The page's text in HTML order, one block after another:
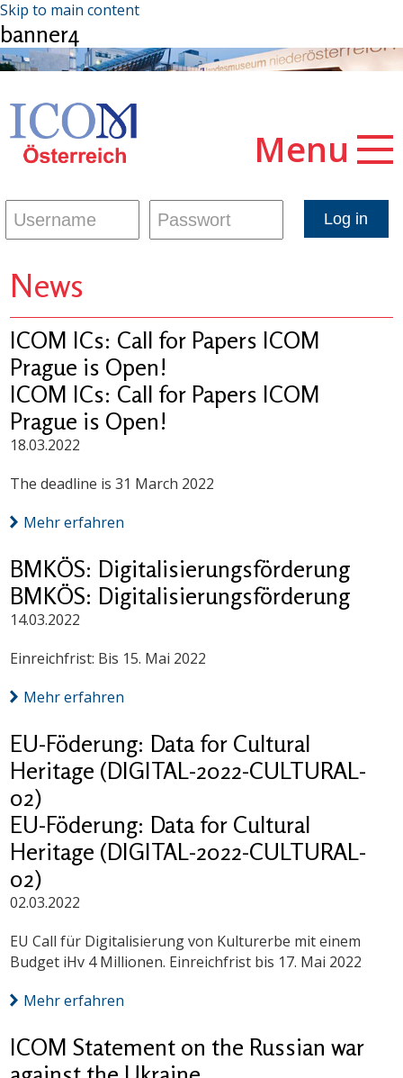
Skip to main content
banner4
Menu
News
ICOM ICs: Call for Papers ICOM
Prague is Open!
ICOM ICs: Call for Papers ICOM
Prague is Open!
18.03.2022
The deadline is 31 March 2022
Mehr erfahren
BMKÖS: Digitalisierungsförderung
BMKÖS: Digitalisierungsförderung
14.03.2022
Einreichfrist: Bis 15. Mai 2022
Mehr erfahren
EU-Föderung: Data for Cultural
Heritage (DIGITAL-2022-CULTURAL-
02)
EU-Föderung: Data for Cultural
Heritage (DIGITAL-2022-CULTURAL-
02)
02.03.2022
EU Call für Digitalisierung von Kulturerbe mit einem
Budget iHv 4 Millionen. Einreichfrist bis 17. Mai 2022
Mehr erfahren
ICOM Statement on the Russian war